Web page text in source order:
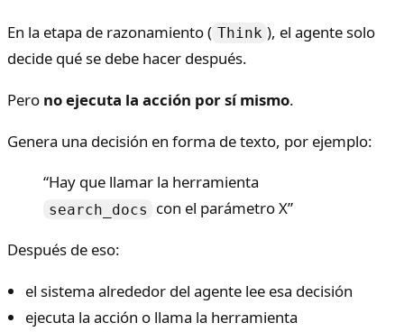
En la etapa de razonamiento ( Think ), el agente solo
decide qué se debe hacer después.
Pero no ejecuta la acción por sí mismo.
Genera una decisión en forma de texto, por ejemplo:
“Hay que llamar la herramienta
search_docs
con el parámetro X”
Después de eso:
el sistema alrededor del agente lee esa decisión
ejecuta la acción o llama la herramienta